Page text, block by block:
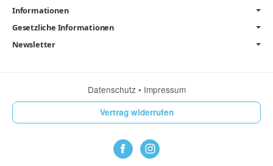
Informationen
Gesetzliche Informationen
Newsletter
Datenschutz • Impressum
Vertrag widerrufen